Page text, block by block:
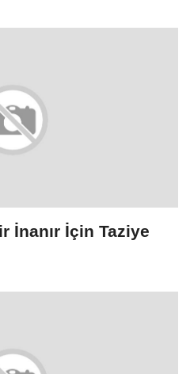
İnanır İçin Taziye